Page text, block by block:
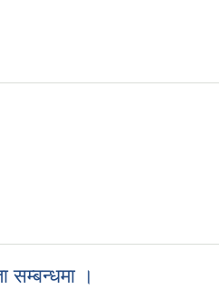
सम्बन्धमा ।